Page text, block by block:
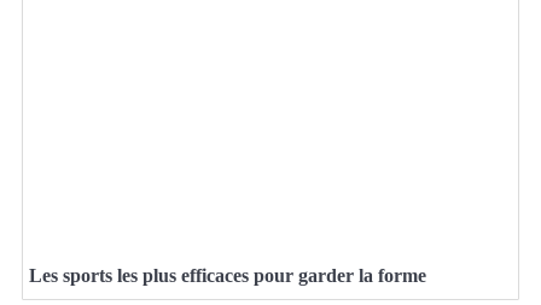
Les sports les plus efficaces pour garder la forme